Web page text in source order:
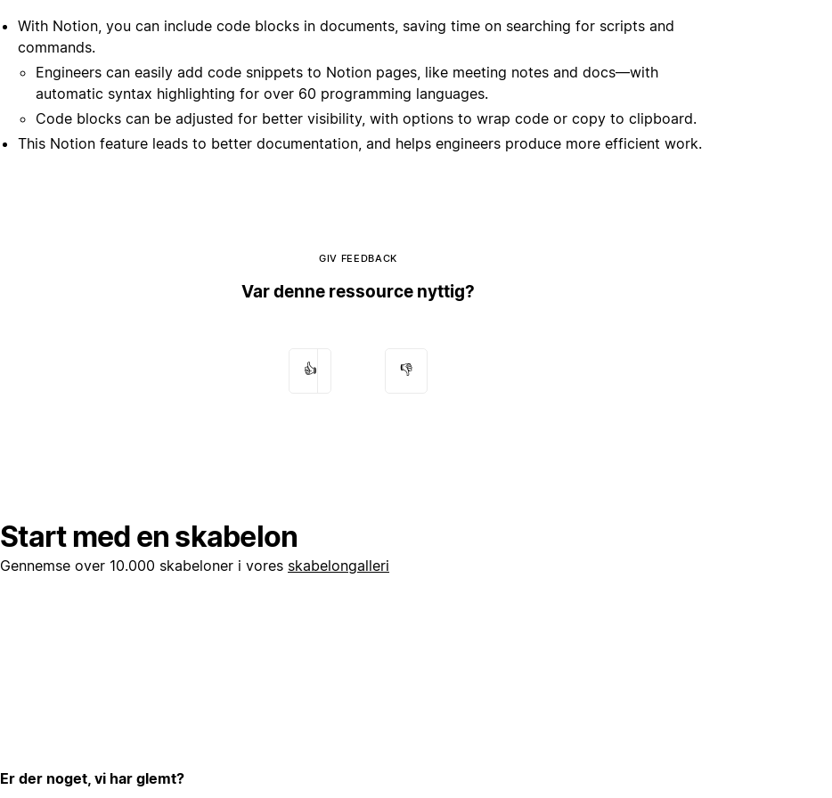
With Notion, you can include code blocks in documents, saving time on searching for scripts and
commands.
Engineers can easily add code snippets to Notion pages, like meeting notes and docs—with
automatic syntax highlighting for over 60 programming languages.
Code blocks can be adjusted for better visibility, with options to wrap code or copy to clipboard.
This Notion feature leads to better documentation, and helps engineers produce more efficient work.
GIV FEEDBACK
Var denne ressource nyttig?
👍 👎
Start med en skabelon
Gennemse over 10.000 skabeloner i vores skabelongalleri
Er der noget, vi har glemt?